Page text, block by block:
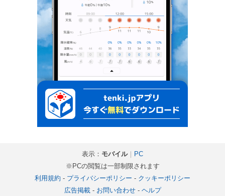
表示： モバイル｜ PC
※PCの閲覧は一部制限されます
利用規約 - プライバシーポリシー - クッキーポリシー
広告掲載- お問い合わせ- ヘルプ